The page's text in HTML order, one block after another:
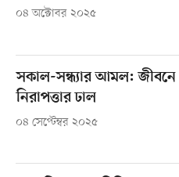
০৪ অক্টোবর ২০২৫
সকাল-সন্ধ্যার আমল: জীবনে
নিরাপত্তার ঢাল
০৪ সেপ্টেম্বর ২০২৫